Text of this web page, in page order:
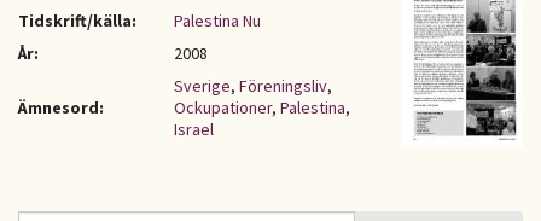
Tidskrift/källa:
Palestina Nu
År:
2008
Ämnesord:
Sverige, Föreningsliv,
Ockupationer, Palestina,
Israel